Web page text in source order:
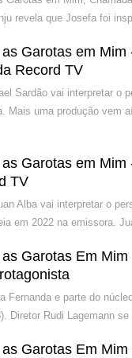
revela que Josefa foi
as Garotas em
Record TV
Sardão vai interpretar o
Mais uma produção vem
as Garotas em
TV
Alba vai interpretar o
em 2022 na emissora.
as Garotas Em
Fernanda e parte do
Diretor Rudi Lagemann
as Garotas Em